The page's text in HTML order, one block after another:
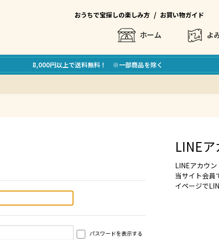
おうちで宝探しの楽しみ方 / お買い物ガイド
ホーム よ
8,000円以上で送料無料！ ※一部商品を除く
パスワードを表示する
LINE
LINEアカウン
当サイト会員
イページで